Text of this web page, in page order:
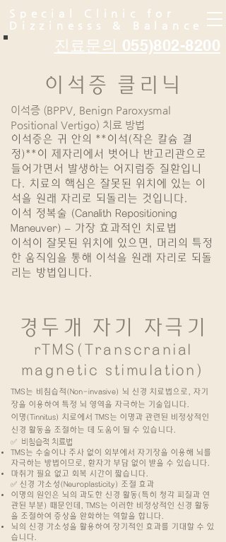
Special Clinic for
Dizzinesss & Balance
진료문의 055)802-8200
이석증 클리닉
이석증 (BPPV, Benign Paroxysmal
Positional Vertigo) 치료 방법
이석증은 귀 안의 **이석(작은 칼슘 결
정)**이 제자리에서 벗어나 반고리관으로
들어가면서 발생하는 어지럼증 질환입니
다. 치료의 핵심은 잘못된 위치에 있는 이
석을 원래 자리로 되돌리는 것입니다.
이석 정복술 (Canalith Repositioning
Maneuver) – 가장 효과적인 치료법
이석이 잘못된 위치에 있으면, 머리의 특정
한 움직임을 통해 이석을 원래 자리로 되돌
리는 방법입니다.
경두개 자기 자극기
rTMS( Transcranial
magnetic stimulation)
TMS는 비침습적(Non-invasive) 뇌 신경 치료법으로, 자기
장을 이용하여 특정 뇌 영역을 자극하는 기술입니다.
이명(Tinnitus) 치료에서 TMS는 이명과 관련된 비정상적인
신경 활동을 조절하는 데 도움이 될 수 있습니다.
✅ 비침습적 치료법
TMS는 수술이나 주사 없이 외부에서 자기장을 이용해 뇌를
자극하는 방법이므로, 환자가 부담 없이 받을 수 있습니다.
마취가 필요 없고 회복 시간이 짧습니다.
✅ 신경 가소성(Neuroplasticity) 조절 효과
이명의 원인은 뇌의 과도한 신경 활동(특히 청각 피질과 연
관된 부분) 때문인데, TMS는 이러한 비정상적인 신경 활동
을 조절하여 증상을 완화하는 역할을 합니다.
뇌의 신경 가소성을 활용하여 장기적인 효과를 기대할 수 있
습니다.